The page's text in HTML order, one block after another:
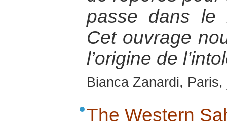
passe dans le
Cet ouvrage
l’origine de
Bianca Zanardi,
The Western